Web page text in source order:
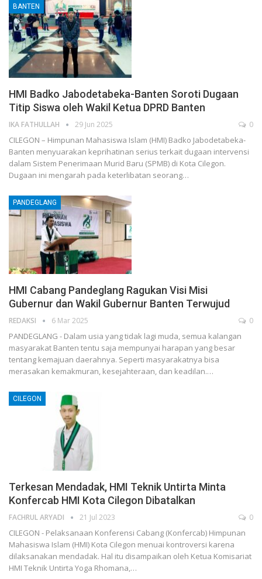
BANTEN
HMI Badko Jabodetabeka-Banten Soroti Dugaan
Titip Siswa oleh Wakil Ketua DPRD Banten
IKA FATHULLAH 29 Jun 2025 0
CILEGON – Himpunan Mahasiswa Islam (HMI) Badko Jabodetabeka-
Banten menyuarakan keprihatinan serius terkait dugaan intervensi
dalam Sistem Penerimaan Murid Baru (SPMB) di Kota Cilegon.
Dugaan ini mengarah pada keterlibatan seorang…
PANDEGLANG
HMI Cabang Pandeglang Ragukan Visi Misi
Gubernur dan Wakil Gubernur Banten Terwujud
REDAKSI 6 Mar 2025 0
PANDEGLANG - Dalam usia yang tidak lagi muda, semua kalangan
masyarakat Banten tentu saja mempunyai harapan yang besar
tentang kemajuan daerahnya. Seperti masyarakatnya bisa
merasakan kemakmuran, kesejahteraan, dan keadilan.…
CILEGON
Terkesan Mendadak, HMI Teknik Untirta Minta
Konfercab HMI Kota Cilegon Dibatalkan
FACHRUL ARYADI 21 Jul 2023 0
CILEGON - Pelaksanaan Konferensi Cabang (Konfercab) Himpunan
Mahasiswa Islam (HMI) Kota Cilegon menuai kontroversi karena
dilaksanakan mendadak. Hal itu disampaikan oleh Ketua Komisariat
HMI Teknik Untirta Yoga Rhomana,…